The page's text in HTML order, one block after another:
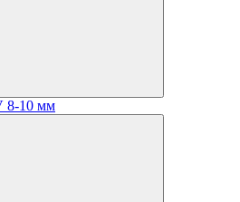
8-10 мм